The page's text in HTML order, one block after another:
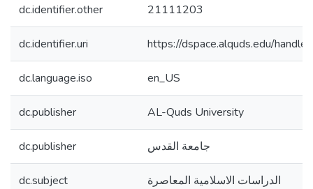
dc.identifier.other 21111203
dc.identifier.uri https://dspace.alquds.edu/
dc.language.iso en_US
dc.publisher AL-Quds University
dc.publisher جامعة القدس
dc.subject الدراسات الاسلامية المعاصرة